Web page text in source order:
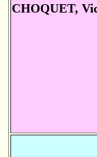
CHOQUET,